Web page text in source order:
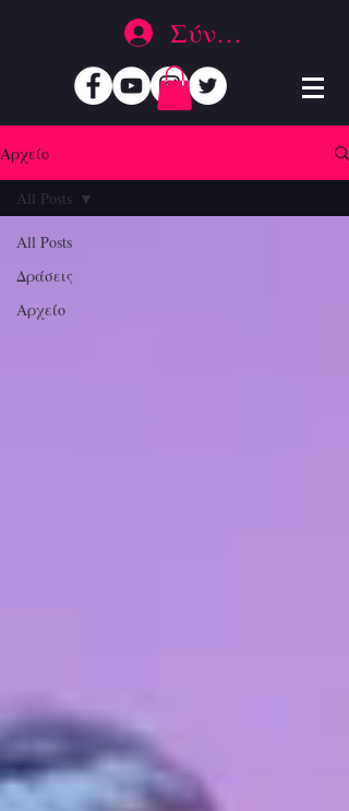
Σύνδεση
Αρχείο
All Posts
Δράσεις
Αρχείο
All Posts